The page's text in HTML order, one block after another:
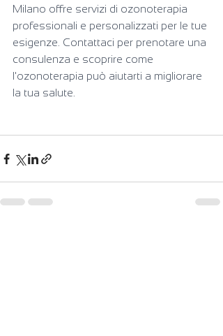
Milano offre servizi di ozonoterapia
professionali e personalizzati per le tue
esigenze. Contattaci per prenotare una
consulenza e scoprire come
l'ozonoterapia può aiutarti a migliorare
la tua salute.